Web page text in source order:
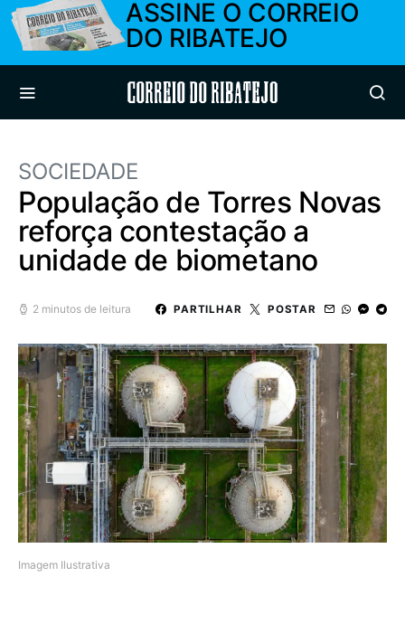
ASSINE O CORREIO
DO RIBATEJO
Correio do Ribatejo
SOCIEDADE
População de Torres Novas
reforça contestação a
unidade de biometano
2 minutos de leitura PARTILHAR POSTAR
Imagem Ilustrativa